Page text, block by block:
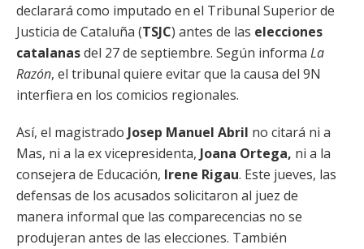
declarará como imputado en el Tribunal Superior de
Justicia de Cataluña (TSJC) antes de las elecciones
catalanasdel 27 de septiembre. Según informa La
Razón, el tribunal quiere evitar que la causa del 9N
interfiera en los comicios regionales.
Así, el magistrado Josep Manuel Abril no citará ni a
Mas, ni a la ex vicepresidenta, Joana Ortega, ni a la
consejera de Educación, Irene Rigau. Este jueves, las
defensas de los acusados solicitaron al juez de
manera informal que las comparecencias no se
produjeran antes de las elecciones. También